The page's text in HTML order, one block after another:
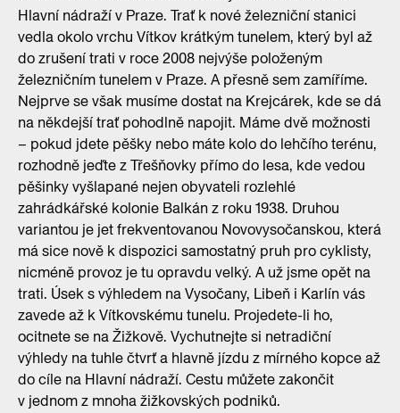
Hlavní nádraží v Praze. Trať k nové železniční stanici
vedla okolo vrchu Vítkov krátkým tunelem, který byl až
do zrušení trati v roce 2008 nejvýše položeným
železničním tunelem v Praze. A přesně sem zamíříme.
Nejprve se však musíme dostat na Krejcárek, kde se dá
na někdejší trať pohodlně napojit. Máme dvě možnosti
– pokud jdete pěšky nebo máte kolo do lehčího terénu,
rozhodně jeďte z Třešňovky přímo do lesa, kde vedou
pěšinky vyšlapané nejen obyvateli rozlehlé
zahrádkářské kolonie Balkán z roku 1938. Druhou
variantou je jet frekventovanou Novovysočanskou, která
má sice nově k dispozici samostatný pruh pro cyklisty,
nicméně provoz je tu opravdu velký. A už jsme opět na
trati. Úsek s výhledem na Vysočany, Libeň i Karlín vás
zavede až k Vítkovskému tunelu. Projedete-li ho,
ocitnete se na Žižkově. Vychutnejte si netradiční
výhledy na tuhle čtvrť a hlavně jízdu z mírného kopce až
do cíle na Hlavní nádraží. Cestu můžete zakončit
v jednom z mnoha žižkovských podniků.